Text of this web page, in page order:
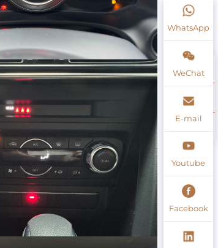
WhatsApp
WeChat
E-mail
Youtube
Facebook